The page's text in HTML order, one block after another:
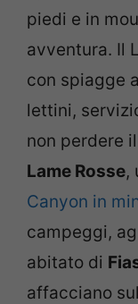
piedi e in
avventura. Il
con spiagge
lettini,
non perdere
Lame Rosse,
Canyon in
campeggi,
abitato di
affacciano